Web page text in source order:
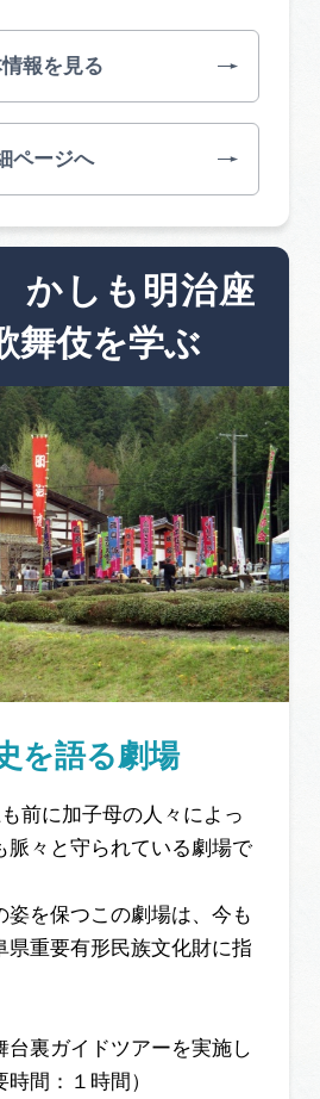
報を見る
ページへ
かしも明治座
舞伎を学ぶ
を語る劇場
前に加子母の人々によっ
脈々と守られている劇場で
姿を保つこの劇場は、今も
県重要有形民族文化財に指
台裏ガイドツアーを実施し
間：１時間）